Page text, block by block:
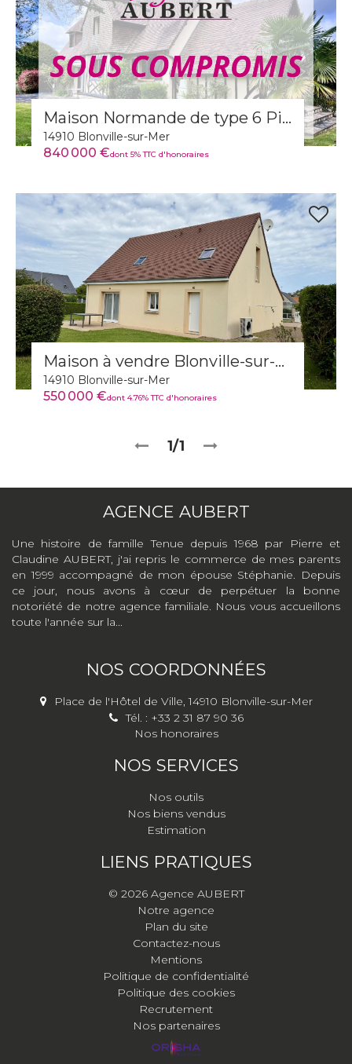
Maison Normande de type 6 Pièces
14910 Blonville-sur-Mer
840 000 €dont 5% TTC d'honoraires
Maison à vendre Blonville-sur-Mer
14910 Blonville-sur-Mer
550 000 €dont 4.76% TTC d'honoraires
1/1
AGENCE AUBERT
Une histoire de famille Tenue depuis 1968 par Pierre et
Claudine AUBERT, j'ai repris le commerce de mes parents
en 1999 accompagné de mon épouse Stéphanie. Depuis
ce jour, nous avons à cœur de perpétuer la bonne
notoriété de notre agence familiale. Nous vous accueillons
toute l'année sur la...
NOS COORDONNÉES
Place de l'Hôtel de Ville, 14910 Blonville-sur-Mer
Tél. : +33 2 31 87 90 36
Nos honoraires
NOS SERVICES
Nos outils
Nos biens vendus
Estimation
LIENS PRATIQUES
© 2026 Agence AUBERT
Notre agence
Plan du site
Contactez-nous
Mentions
Politique de confidentialité
Politique des cookies
Recrutement
Nos partenaires